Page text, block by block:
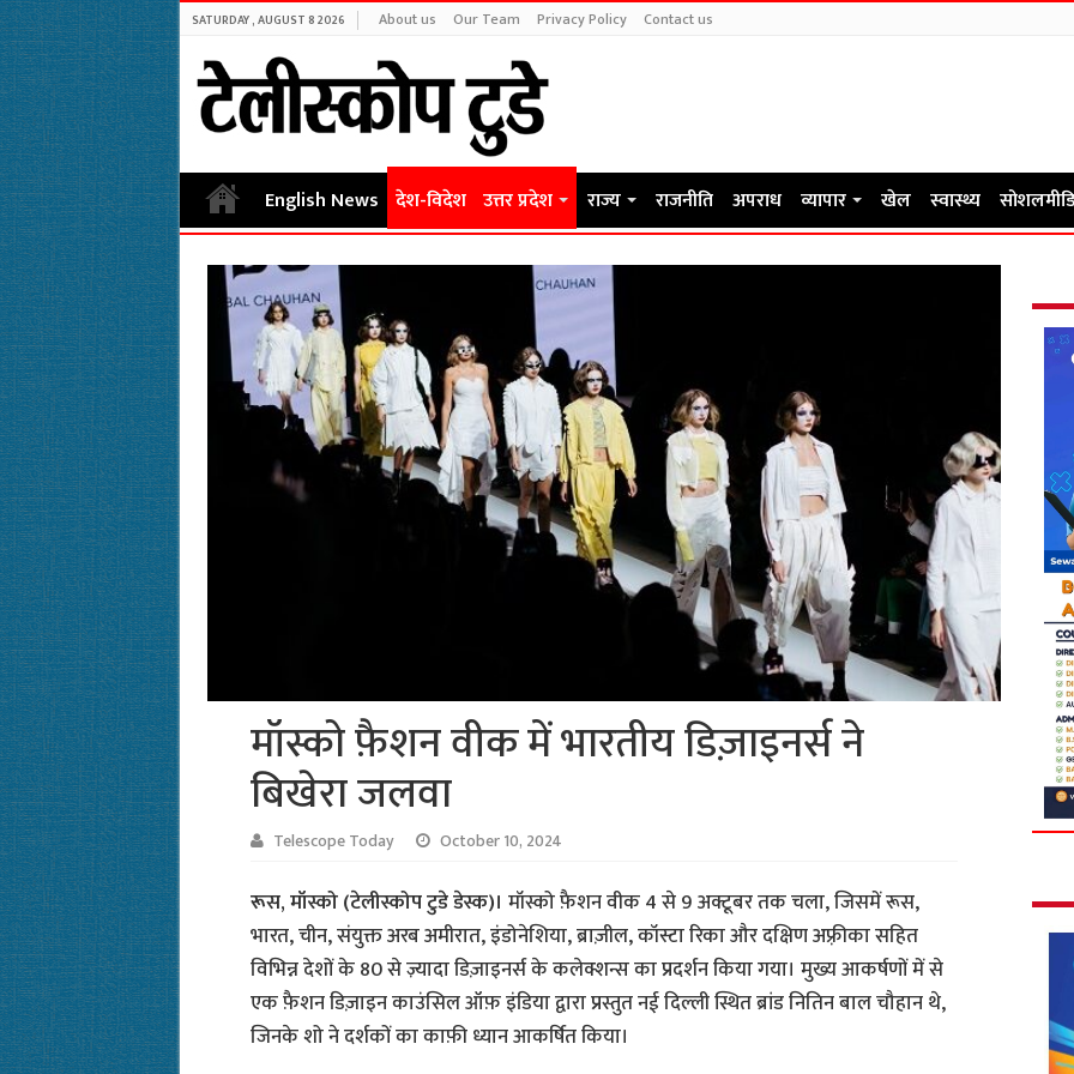
SATURDAY , AUGUST 8 2026 About us Our Team Privacy Policy Contact us
English News देश-विदेश उत्तर प्रदेश राज्य राजनीति अपराध व्यापार खेल स्वास्थ्य
मॉस्को फ़ैशन वीक में भारतीय डिज़ाइनर्स ने
बिखेरा जलवा
Telescope Today October 10, 2024
रूस, मॉस्को (टेलीस्कोप टुडे डेस्क)। मॉस्को फ़ैशन वीक 4 से 9 अक्टूबर तक चला, जिसमें रूस,
भारत, चीन, संयुक्त अरब अमीरात, इंडोनेशिया, ब्राज़ील, कॉस्टा रिका और दक्षिण अफ़्रीका सहित
विभिन्न देशों के 80 से ज़्यादा डिज़ाइनर्स के कलेक्शन्स का प्रदर्शन किया गया। मुख्य आकर्षणों में से
एक फ़ैशन डिज़ाइन काउंसिल ऑफ़ इंडिया द्वारा प्रस्तुत नई दिल्ली स्थित ब्रांड नितिन बाल चौहान थे,
जिनके शो ने दर्शकों का काफ़ी ध्यान आकर्षित किया।